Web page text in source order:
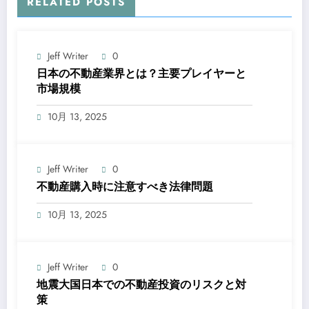
Jeff Writer 0
日本の不動産業界とは？主要プレイヤーと
市場規模
10月 13, 2025
Jeff Writer 0
不動産購入時に注意すべき法律問題
10月 13, 2025
Jeff Writer 0
地震大国日本での不動産投資のリスクと対
策